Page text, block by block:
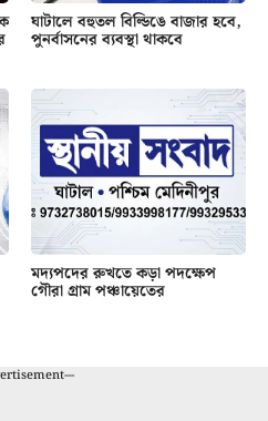
ঘাটালে বহুতল বিল্ডিঙে বাজার হবে,
পুনর্বাসনের ব্যবস্থা থাকবে
মদ্যপদের রুখতে কড়া পদক্ষেপ
গৌরা গ্রাম পঞ্চায়েতের